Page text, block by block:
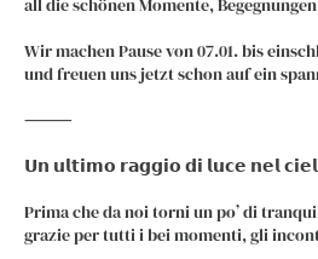
all die schönen Momente,
Wir machen Pause von 07.01. bis
und freuen uns jetzt schon auf ein
⸻
𝗨𝗻 𝘂𝗹𝘁𝗶𝗺𝗼 𝗿𝗮𝗴𝗴𝗶𝗼 𝗱𝗶 𝗹𝘂𝗰𝗲 𝗻𝗲𝗹
Prima che da noi torni un po’ di
grazie per tutti i bei momenti, gli